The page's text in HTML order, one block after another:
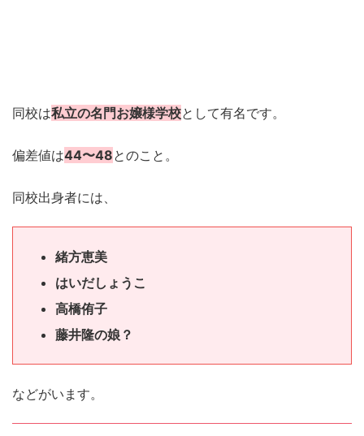
同校は私立の名門お嬢様学校として有名です。
偏差値は44〜48とのこと。
同校出身者には、
緒方恵美
はいだしょうこ
高橋侑子
藤井隆の娘？
などがいます。